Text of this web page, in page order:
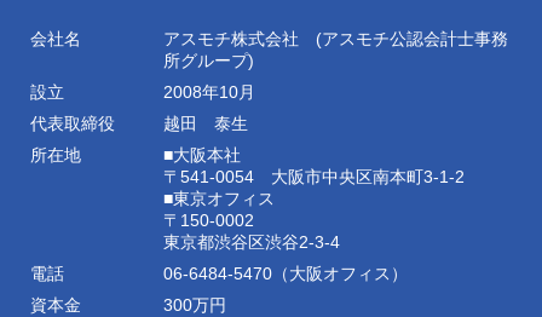
会社名
アスモチ株式会社 (アスモチ公認会計士事務
所グループ)
設立
2008年10月
代表取締役
越田 泰生
所在地
■大阪本社
〒541-0054 大阪市中央区南本町3-1-2
■東京オフィス
〒150-0002
東京都渋谷区渋谷2-3-4
電話
06-6484-5470（大阪オフィス）
資本金
300万円